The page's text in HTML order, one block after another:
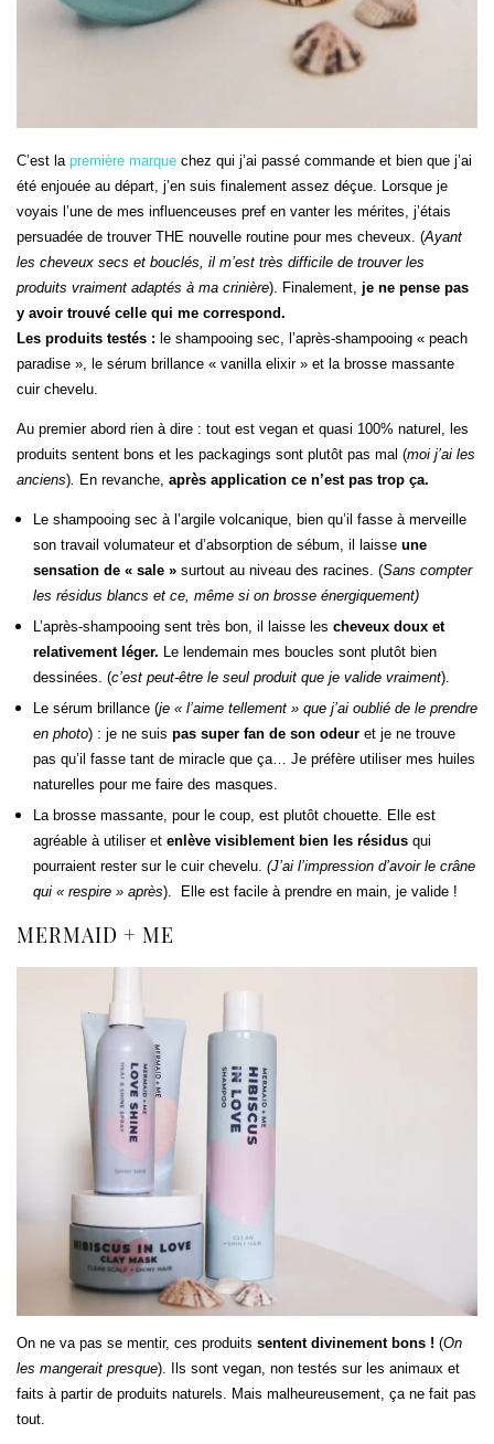
C’est la première marque chez qui j’ai passé commande et bien que j’ai
été enjouée au départ, j’en suis finalement assez déçue. Lorsque je
voyais l’une de mes influenceuses pref en vanter les mérites, j’étais
persuadée de trouver THE nouvelle routine pour mes cheveux. (Ayant
les cheveux secs et bouclés, il m’est très difficile de trouver les
produits vraiment adaptés à ma crinière). Finalement, je ne pense pas
y avoir trouvé celle qui me correspond.
Les produits testés : le shampooing sec, l’après-shampooing « peach
paradise », le sérum brillance « vanilla elixir » et la brosse massante
cuir chevelu.
Au premier abord rien à dire : tout est vegan et quasi 100% naturel, les
produits sentent bons et les packagings sont plutôt pas mal (moi j’ai les
anciens) En revanche, après application ce n’est pas trop ça.
Le shampooing sec à l’argile volcanique, bien qu’il fasse à merveille
son travail volumateur et d’absorption de sébum, il laisse une
sensation de « sale » surtout au niveau des racines. (Sans compter
les résidus blancs et ce, même si on brosse énergiquement)
L’après-shampooing sent très bon, il laisse les cheveux doux et
relativement léger. Le lendemain mes boucles sont plutôt bien
dessinées. (c’est peut-être le seul produit que je valide vraiment).
Le sérum brillance (je « l’aime tellement » que j’ai oublié de le prendre
en photo) : je ne suis pas super fan de son odeur et je ne trouve
pas qu’il fasse tant de miracle que ça… Je préfère utiliser mes huiles
naturelles pour me faire des masques.
La brosse massante, pour le coup, est plutôt chouette. Elle est
agréable à utiliser et enlève visiblement bien les résidus qui
pourraient rester sur le cuir chevelu. (J’ai l’impression d’avoir le crâne
qui « respire » après). Elle est facile à prendre en main, je valide !
MERMAID + ME
On ne va pas se mentir, ces produits sentent divinement bons ! (On
les mangerait presque). Ils sont vegan, non testés sur les animaux et
faits à partir de produits naturels. Mais malheureusement, ça ne fait pas
tout.